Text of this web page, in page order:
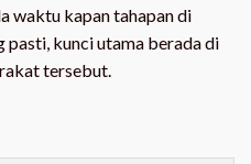
waktu kapan tahapan di
pasti, kunci utama berada di
tersebut.